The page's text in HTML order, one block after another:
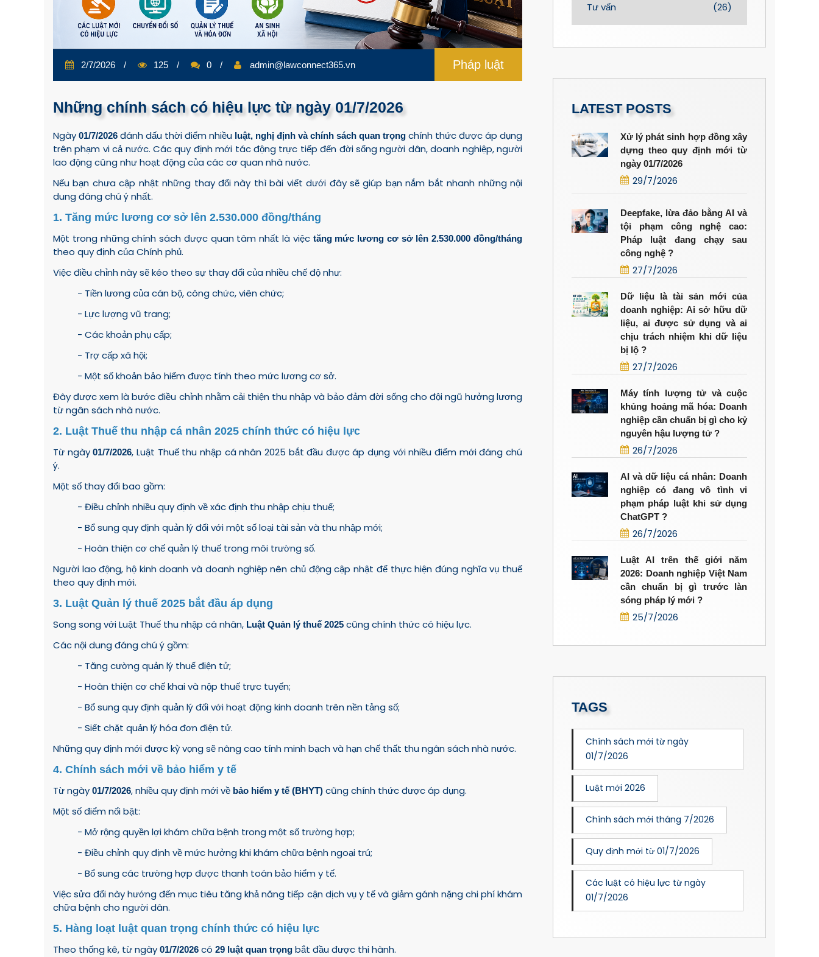
Pháp luật
2/7/2026 125 0 admin@lawconnect365.vn
Những chính sách có hiệu lực từ ngày 01/7/2026
Ngày 01/7/2026 đánh dấu thời điểm nhiều luật, nghị định và chính sách quan trọng chính thức được áp dụng
trên phạm vi cả nước. Các quy định mới tác động trực tiếp đến đời sống người dân, doanh nghiệp, người
lao động cũng như hoạt động của các cơ quan nhà nước.
Nếu bạn chưa cập nhật những thay đổi này thì bài viết dưới đây sẽ giúp bạn nắm bắt nhanh những nội
dung đáng chú ý nhất.
1. Tăng mức lương cơ sở lên 2.530.000 đồng/tháng
Một trong những chính sách được quan tâm nhất là việc tăng mức lương cơ sở lên 2.530.000 đồng/tháng
theo quy định của Chính phủ.
Việc điều chỉnh này sẽ kéo theo sự thay đổi của nhiều chế độ như:
- Tiền lương của cán bộ, công chức, viên chức;
- Lực lượng vũ trang;
- Các khoản phụ cấp;
- Trợ cấp xã hội;
- Một số khoản bảo hiểm được tính theo mức lương cơ sở.
Đây được xem là bước điều chỉnh nhằm cải thiện thu nhập và bảo đảm đời sống cho đội ngũ hưởng lương
từ ngân sách nhà nước.
2. Luật Thuế thu nhập cá nhân 2025 chính thức có hiệu lực
Từ ngày01/7/2026, Luật Thuế thu nhập cá nhân 2025 bắt đầu được áp dụng với nhiều điểm mới đáng chú
ý.
Một số thay đổi bao gồm:
- Điều chỉnh nhiều quy định về xác định thu nhập chịu thuế;
- Bổ sung quy định quản lý đối với một số loại tài sản và thu nhập mới;
- Hoàn thiện cơ chế quản lý thuế trong môi trường số.
Người lao động, hộ kinh doanh và doanh nghiệp nên chủ động cập nhật để thực hiện đúng nghĩa vụ thuế
theo quy định mới.
3. Luật Quản lý thuế 2025 bắt đầu áp dụng
Song song với Luật Thuế thu nhập cá nhân, Luật Quản lý thuế 2025 cũng chính thức có hiệu lực.
Các nội dung đáng chú ý gồm:
- Tăng cường quản lý thuế điện tử;
- Hoàn thiện cơ chế khai và nộp thuế trực tuyến;
- Bổ sung quy định quản lý đối với hoạt động kinh doanh trên nền tảng số;
- Siết chặt quản lý hóa đơn điện tử.
Những quy định mới được kỳ vọng sẽ nâng cao tính minh bạch và hạn chế thất thu ngân sách nhà nước.
4. Chính sách mới về bảo hiểm y tế
Từ ngày 01/7/2026, nhiều quy định mới về bảo hiểm y tế (BHYT) cũng chính thức được áp dụng.
Một số điểm nổi bật:
- Mở rộng quyền lợi khám chữa bệnh trong một số trường hợp;
- Điều chỉnh quy định về mức hưởng khi khám chữa bệnh ngoại trú;
- Bổ sung các trường hợp được thanh toán bảo hiểm y tế.
Việc sửa đổi này hướng đến mục tiêu tăng khả năng tiếp cận dịch vụ y tế và giảm gánh nặng chi phí khám
chữa bệnh cho người dân.
5. Hàng loạt luật quan trọng chính thức có hiệu lực
Theo thống kê, từ ngày 01/7/2026 có 29 luật quan trọng bắt đầu được thi hành.
Tư vấn (26)
LATEST POSTS
Xử lý phát sinh hợp đồng xây
dựng theo quy định mới từ
ngày 01/7/2026
29/7/2026
Deepfake, lừa đảo bằng AI và
tội phạm công nghệ cao:
Pháp luật đang chạy sau
công nghệ ?
27/7/2026
Dữ liệu là tài sản mới của
doanh nghiệp: Ai sở hữu dữ
liệu, ai được sử dụng và ai
chịu trách nhiệm khi dữ liệu
bị lộ ?
27/7/2026
Máy tính lượng tử và cuộc
khủng hoảng mã hóa: Doanh
nghiệp cần chuẩn bị gì cho kỷ
nguyên hậu lượng tử ?
26/7/2026
AI và dữ liệu cá nhân: Doanh
nghiệp có đang vô tình vi
phạm pháp luật khi sử dụng
ChatGPT ?
26/7/2026
Luật AI trên thế giới năm
2026: Doanh nghiệp Việt Nam
cần chuẩn bị gì trước làn
sóng pháp lý mới ?
25/7/2026
TAGS
Chính sách mới từ ngày
01/7/2026
Luật mới 2026
Chính sách mới tháng 7/2026
Quy định mới từ 01/7/2026
Các luật có hiệu lực từ ngày
01/7/2026